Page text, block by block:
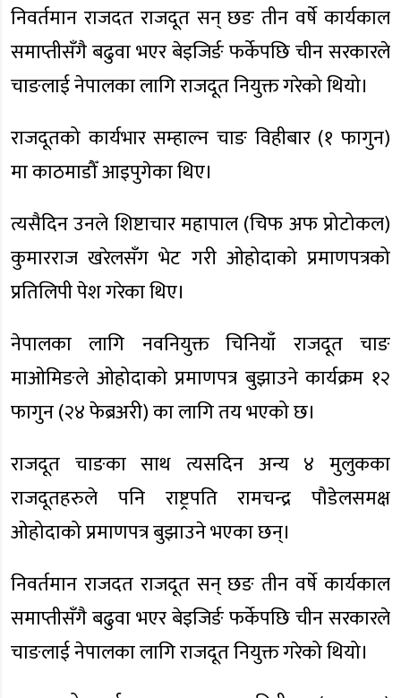
निवर्तमान राजदत राजदूत सन् छङ तीन वर्षे कार्यकाल
समाप्तीसँगै बढुवा भएर बेइजिर्ङ फर्केपछि चीन सरकारले
चाङलाई नेपालका लागि राजदूत नियुक्त गरेको थियो।
राजदूतको कार्यभार सम्हाल्न चाङ विहीबार (१ फागुन)
मा काठमाडौँ आइपुगेका थिए।
त्यसैदिन उनले शिष्टाचार महापाल (चिफ अफ प्रोटोकल)
कुमारराज खरेलसँग भेट गरी ओहोदाको प्रमाणपत्रको
प्रतिलिपी पेश गरेका थिए।
नेपालका लागि नवनियुक्त चिनियाँ राजदूत चाङ
माओमिङले ओहोदाको प्रमाणपत्र बुझाउने कार्यक्रम १२
फागुन (२४ फेब्रअरी) का लागि तय भएको छ।
राजदूत चाङका साथ त्यसदिन अन्य ४ मुलुकका
राजदूतहरुले पनि राष्ट्रपति रामचन्द्र पौडेलसमक्ष
ओहोदाको प्रमाणपत्र बुझाउने भएका छन्।
निवर्तमान राजदत राजदूत सन् छङ तीन वर्षे कार्यकाल
समाप्तीसँगै बढुवा भएर बेइजिर्ङ फर्केपछि चीन सरकारले
चाङलाई नेपालका लागि राजदूत नियुक्त गरेको थियो।